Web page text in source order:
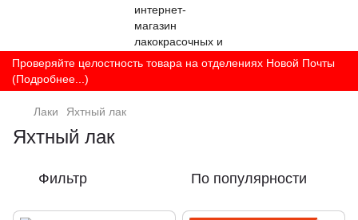
Проверяйте целостность товара на отделениях Новой Почты
(Подробнее...)
Лаки Яхтный лак
Яхтный лак
Фильтр По популярности